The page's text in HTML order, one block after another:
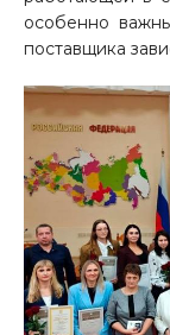
особенно
поставщика